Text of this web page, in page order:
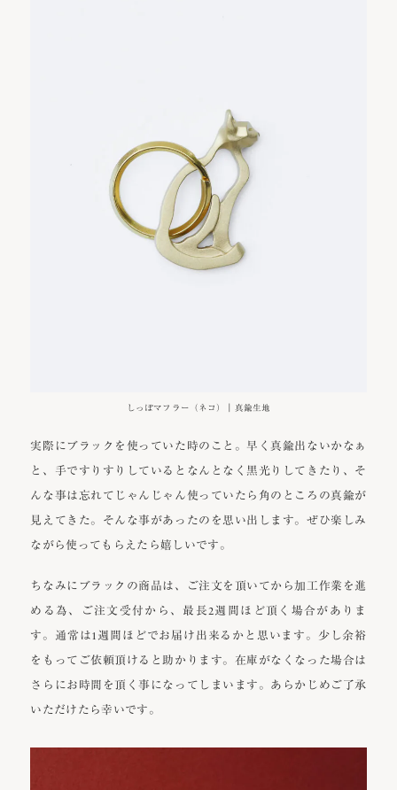
しっぽマフラー（ネコ）｜真鍮生地
実際にブラックを使っていた時のこと。早く真鍮出ないかなぁ
と、手ですりすりしているとなんとなく黒光りしてきたり、そ
んな事は忘れてじゃんじゃん使っていたら角のところの真鍮が
見えてきた。そんな事があったのを思い出します。ぜひ楽しみ
ながら使ってもらえたら嬉しいです。
ちなみにブラックの商品は、ご注文を頂いてから加工作業を進
める為、ご注文受付から、最長2週間ほど頂く場合がありま
す。通常は1週間ほどでお届け出来るかと思います。少し余裕
をもってご依頼頂けると助かります。在庫がなくなった場合は
さらにお時間を頂く事になってしまいます。あらかじめご了承
いただけたら幸いです。